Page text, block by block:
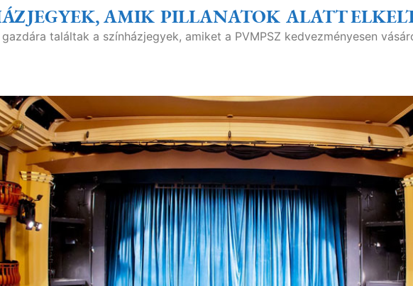
AMIK PILLANATOK ALATT
találtak a színházjegyek, amiket a PVMPSZ kedvezményesen